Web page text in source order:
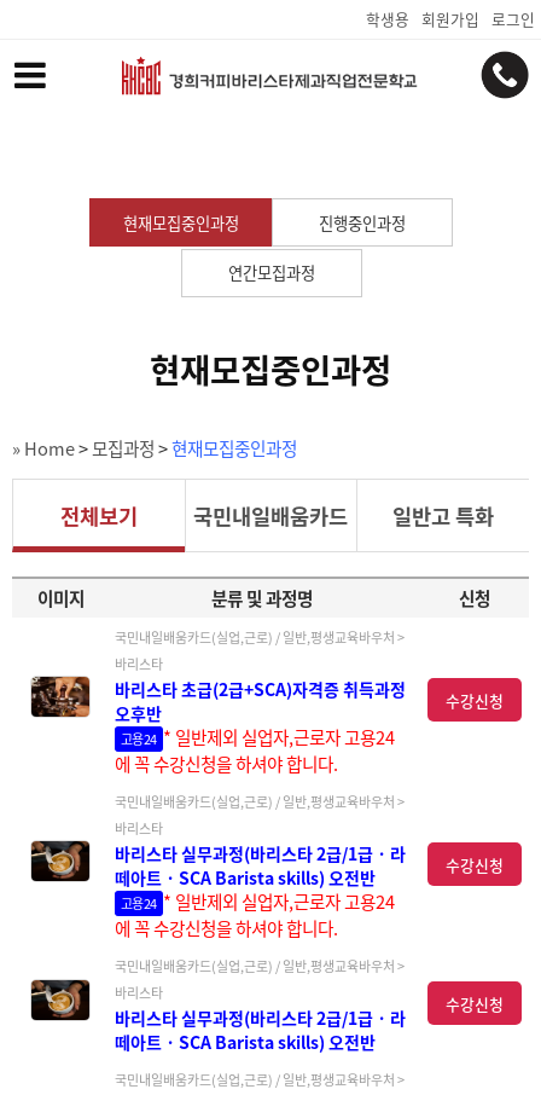
학생용 회원가입 로그인
현재모집중인과정 진행중인과정
연간모집과정
현재모집중인과정
» Home>모집과정>현재모집중인과정
전체보기 국민내일배움카드
(실업,근로) / 일반,
일반고 특화
이미지 분류 및 과정명 신청
국민내일배움카드(실업,근로) / 일반,평생교육바우처 >
바리스타
바리스타 초급(2급+SCA)자격증 취득과정
오후반
고용24 * 일반제외 실업자,근로자 고용24
에 꼭 수강신청을 하셔야 합니다.
수강신청
국민내일배움카드(실업,근로) / 일반,평생교육바우처 >
바리스타
바리스타 실무과정(바리스타 2급/1급 · 라
떼아트 · SCA Barista skills) 오전반
고용24 * 일반제외 실업자,근로자 고용24
에 꼭 수강신청을 하셔야 합니다.
수강신청
국민내일배움카드(실업,근로) / 일반,평생교육바우처 >
바리스타
바리스타 실무과정(바리스타 2급/1급 · 라
떼아트 · SCA Barista skills) 오전반
수강신청
국민내일배움카드(실업,근로) / 일반,평생교육바우처 >